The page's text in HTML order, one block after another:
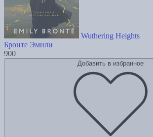
Wuthering Heights
Бронте Эмили
900
Добавить в избранное